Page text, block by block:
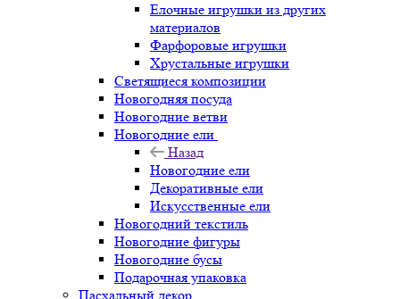
Елочные игрушки из других
материалов
Фарфоровые игрушки
Хрустальные игрушки
Светящиеся композиции
Новогодняя посуда
Новогодние ветви
Новогодние ели
Назад
Новогодние ели
Декоративные ели
Искусственные ели
Новогодний текстиль
Новогодние фигуры
Новогодние бусы
Подарочная упаковка
Пасхальный декор